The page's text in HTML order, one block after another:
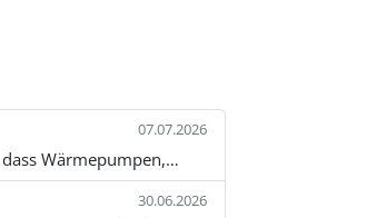
07.07.2026
Wärmepumpen,…
30.06.2026